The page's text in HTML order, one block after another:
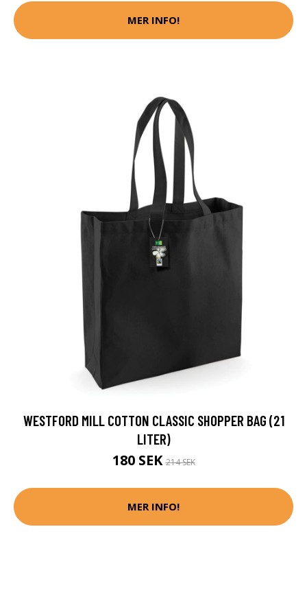
MER INFO!
WESTFORD MILL COTTON CLASSIC SHOPPER BAG (21
LITER)
180 SEK214 SEK
MER INFO!